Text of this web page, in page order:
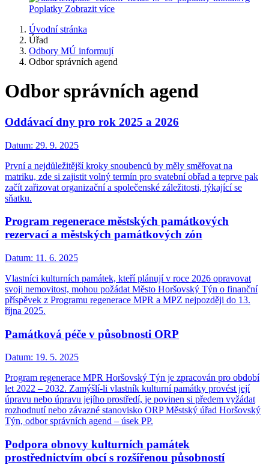
Poplatky Zobrazit více
Úvodní stránka
Úřad
Odbory MÚ informují
Odbor správních agend
Odbor správních agend
Oddávací dny pro rok 2025 a 2026
Datum: 29. 9. 2025
První a nejdůležitější kroky snoubenců by měly směřovat na
matriku, zde si zajistit volný termín pro svatební obřad a teprve pak
začít zařizovat organizační a společenské záležitosti, týkající se
sňatku.
Program regenerace městských památkových
rezervací a městských památkových zón
Datum: 11. 6. 2025
Vlastníci kulturních památek, kteří plánují v roce 2026 opravovat
svoji nemovitost, mohou požádat Město Horšovský Týn o finanční
příspěvek z Programu regenerace MPR a MPZ nejpozději do 13.
října 2025.
Památková péče v působnosti ORP
Datum: 19. 5. 2025
Program regenerace MPR Horšovský Týn je zpracován pro období
let 2022 – 2032. Zamýšlí-li vlastník kulturní památky provést její
úpravu nebo úpravu jejího prostředí, je povinen si předem vyžádat
rozhodnutí nebo závazné stanovisko ORP Městský úřad Horšovský
Týn, odbor správních agend – úsek PP.
Podpora obnovy kulturních památek
prostřednictvím obcí s rozšířenou působností